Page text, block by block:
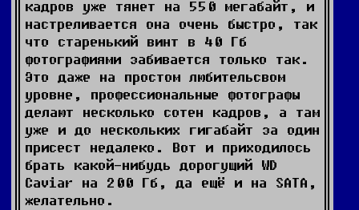
кадров уже тянет на 550 мегабайт, и
настреливается она очень быстро, так
что старенький винт в 40 Гб
фотографиями забивается только так.
Это даже на простом любительсвом
уровне, профессиональные фотографы
делают несколько сотен кадров, а там
уже и до нескольких гигабайт за один
присест недалеко. Вот и приходилось
брать какой-нибудь дорогущий WD
Caviar на 200 Гб, да ещё и на SATA,
желательно.